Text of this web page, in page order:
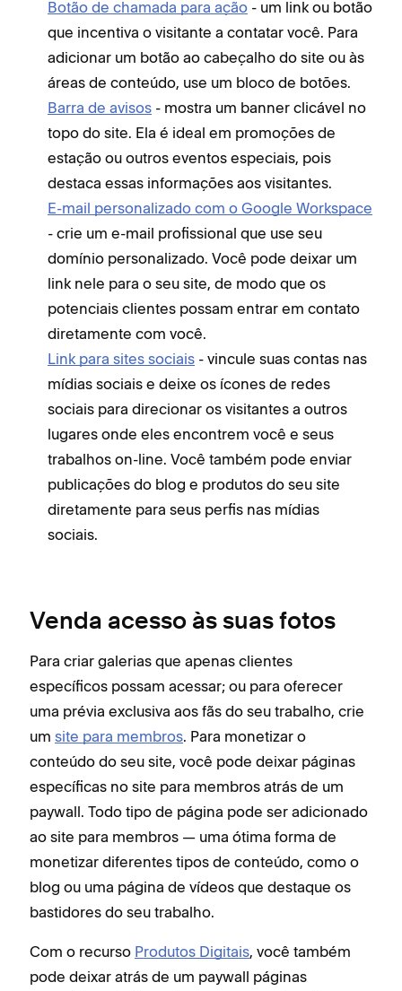
Botão de chamada para ação - um link ou botão
que incentiva o visitante a contatar você. Para
adicionar um botão ao cabeçalho do site ou às
áreas de conteúdo, use um bloco de botões.
Barra de avisos - mostra um banner clicável no
topo do site. Ela é ideal em promoções de
estação ou outros eventos especiais, pois
destaca essas informações aos visitantes.
E-mail personalizado com o Google Workspace
- crie um e-mail profissional que use seu
domínio personalizado. Você pode deixar um
link nele para o seu site, de modo que os
potenciais clientes possam entrar em contato
diretamente com você.
Link para sites sociais - vincule suas contas nas
mídias sociais e deixe os ícones de redes
sociais para direcionar os visitantes a outros
lugares onde eles encontrem você e seus
trabalhos on-line. Você também pode enviar
publicações do blog e produtos do seu site
diretamente para seus perfis nas mídias
sociais.
Venda acesso às suas fotos
Para criar galerias que apenas clientes
específicos possam acessar; ou para oferecer
uma prévia exclusiva aos fãs do seu trabalho, crie
um site para membros. Para monetizar o
conteúdo do seu site, você pode deixar páginas
específicas no site para membros atrás de um
paywall. Todo tipo de página pode ser adicionado
ao site para membros — uma ótima forma de
monetizar diferentes tipos de conteúdo, como o
blog ou uma página de vídeos que destaque os
bastidores do seu trabalho.
Com o recurso Produtos Digitais, você também
pode deixar atrás de um paywall páginas